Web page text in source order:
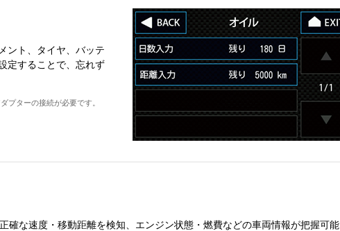
ント、タイヤ、バッテ
定することで、忘れず
ターの接続が必要です。
確な速度・移動距離を検知、エンジン状態・燃費などの車両情報が把握可